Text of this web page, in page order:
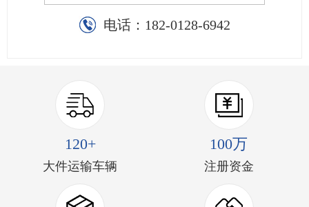
电话： 182-0128-6942
120+
大件运输车辆
100万
注册资金